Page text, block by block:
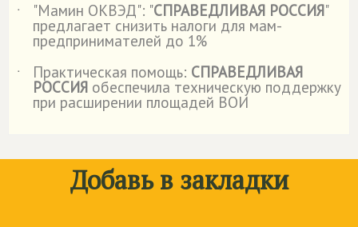
˙
"Мамин ОКВЭД": "СПРАВЕДЛИВАЯ РОССИЯ"
предлагает снизить налоги для мам-
предпринимателей до 1%
˙
Практическая помощь: СПРАВЕДЛИВАЯ
РОССИЯ обеспечила техническую поддержку
при расширении площадей ВОИ
Добавь в закладки